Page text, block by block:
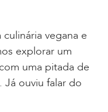
vegana e
explorar um
uma pitada de
Já ouviu falar do